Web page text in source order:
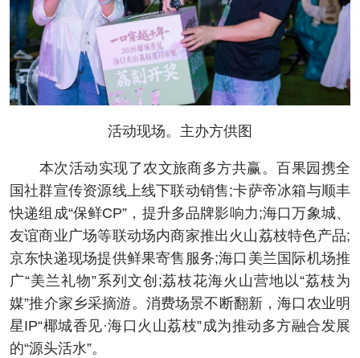
活动现场。主办方供图
本次活动实现了农文旅商多方共赢。百果园携全
国社群宣传资源线上线下联动销售;卡萨帝冰箱与顺丰
快递组成“保鲜CP”，提升多品牌影响力;海口万象城、
友谊商业广场等联动场内商家推出火山荔枝特色产品;
京东快递现场提供鲜果寄售服务;海口美兰国际机场推
广“美兰礼物”系列文创;荔枝花海火山营地以“荔枝为
媒”推介家乡采摘游。消费场景不断翻新，海口农业明
星IP“椰城香见·海口火山荔枝”成为推动多方融合发展
的“源头活水”。